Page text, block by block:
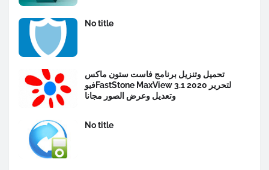
No title
تحميل وتنزيل برنامج فاست ستون ماكس
فيوFastStone MaxView 3.1 2020 لتحرير
وتعديل وعرض الصور مجانا
No title